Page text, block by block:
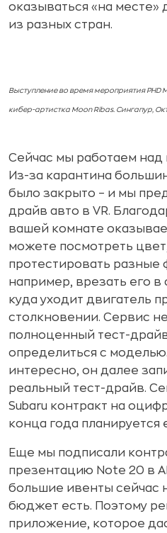
оказываться «на месте»
из разных стран.
Выступление во время мероприятия PHD
кибер-артистка Moon Ribas. Сингапур,
Сейчас мы работаем над
Из-за карантина
было закрыто – и мы
драйв авто в VR.
вашей комнате
можете посмотреть
протестировать разные
например, врезать его в
куда уходит двигатель
столкновении. Сервис
полноценный тест-
определиться с
интересно, он далее
реальный тест-драйв.
Subaru контракт на
конца года
Еще мы подписали
презентацию Note 20 в
большие ивенты сейчас
бюджет есть. Поэтому
приложение, которое